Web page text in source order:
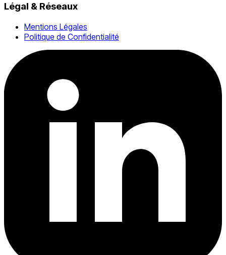
Légal & Réseaux
Mentions Légales
Politique de Confidentialité